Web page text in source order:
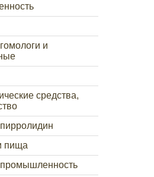
и
средства,
пища